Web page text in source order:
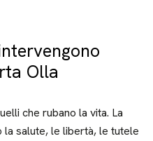
Olla
che rubano la vita. La
la salute, le libertà, le tutele